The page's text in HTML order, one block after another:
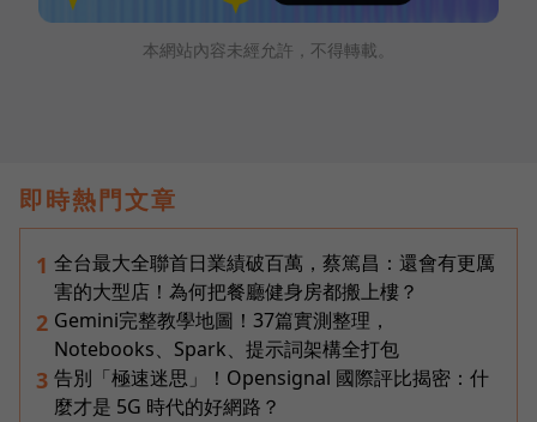
本網站內容未經允許，不得轉載。
即時熱門文章
1 全台最大全聯首日業績破百萬，蔡篤昌：還會有更厲
害的大型店！為何把餐廳健身房都搬上樓？
2 Gemini完整教學地圖！37篇實測整理，
Notebooks、Spark、提示詞架構全打包
3 告別「極速迷思」！Opensignal 國際評比揭密：什
麼才是 5G 時代的好網路？